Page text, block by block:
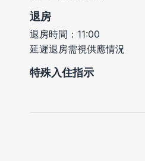
退房
退房時間：11:00
延遲退房需視供應情況
特殊入住指示